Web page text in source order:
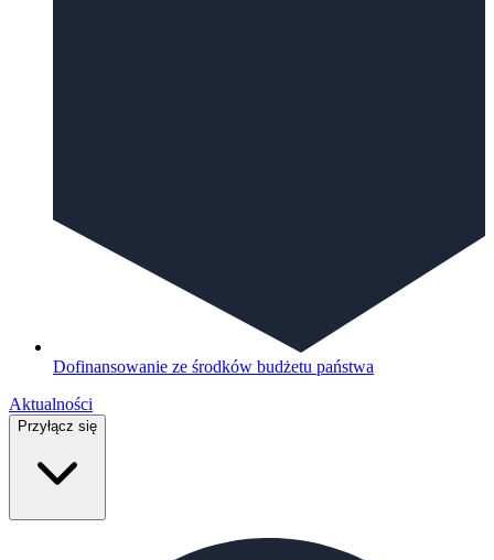
Dofinansowanie ze środków budżetu państwa
Aktualności
Przyłącz się